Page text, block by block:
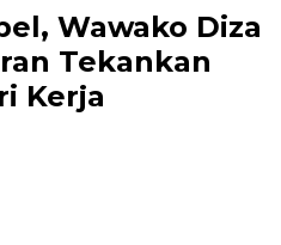
Wawako Diza
Tekankan
Kerja